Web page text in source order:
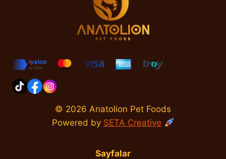
© 2026 Anatolion Pet Foods
Powered by SETA Creative
Sayfalar